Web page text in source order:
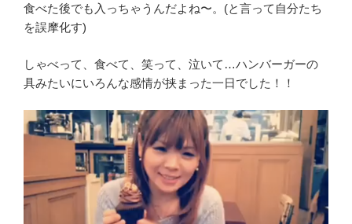
食べた後でも入っちゃうんだよね〜。(と言って自分たち
を誤摩化す)
しゃべって、食べて、笑って、泣いて…ハンバーガーの
具みたいにいろんな感情が挟まった一日でした！！